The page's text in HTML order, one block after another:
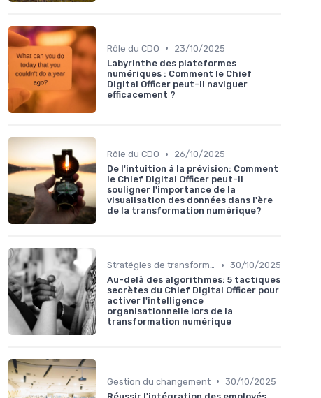
Rôle du CDO •
23/10/2025
Labyrinthe des plateformes
numériques : Comment le Chief
Digital Officer peut-il naviguer
efficacement ?
Rôle du CDO •
26/10/2025
De l'intuition à la prévision: Comment
le Chief Digital Officer peut-il
souligner l'importance de la
visualisation des données dans l'ère
de la transformation numérique?
Stratégies de transformation • 30/10/2025
Au-delà des algorithmes: 5 tactiques
secrètes du Chief Digital Officer pour
activer l'intelligence
organisationnelle lors de la
transformation numérique
Gestion du changement • 30/10/2025